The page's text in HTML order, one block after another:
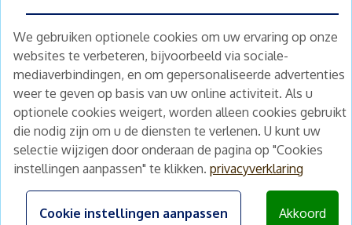
We gebruiken optionele cookies om uw ervaring op onze
websites te verbeteren, bijvoorbeeld via sociale-
mediaverbindingen, en om gepersonaliseerde advertenties
weer te geven op basis van uw online activiteit. Als u
optionele cookies weigert, worden alleen cookies gebruikt
die nodig zijn om u de diensten te verlenen. U kunt uw
selectie wijzigen door onderaan de pagina op "Cookies
instellingen aanpassen" te klikken. privacyverklaring
Cookie instellingen aanpassen Akkoord
Schrijf je nu in en ontvang wekelijks ons
nieuwe aanbod vastgoedbeleggingen.
Nieuwsbrief Abonneren
Home
Te koop
Nieuws
Schimmelstraat 5H
1053 TA Amsterdam
+31 (0) 30 225 31 12